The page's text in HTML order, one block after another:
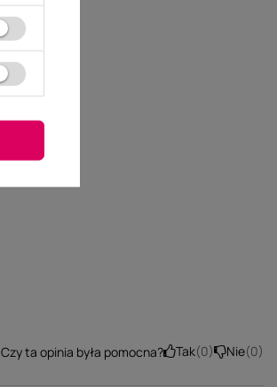
Czy ta opinia była pomocna? Tak 0 Nie 0